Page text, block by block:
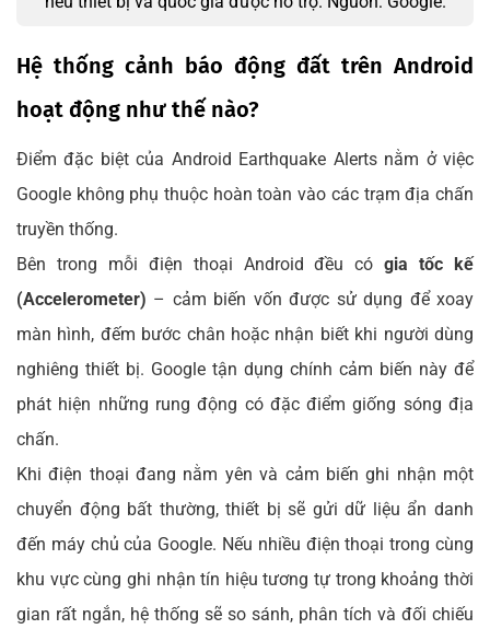
Hệ thống cảnh báo động đất trên Android
hoạt động như thế nào?
Điểm đặc biệt của Android Earthquake Alerts nằm ở việc
Google không phụ thuộc hoàn toàn vào các trạm địa chấn
truyền thống.
Bên trong mỗi điện thoại Android đều cógia tốc kế
(Accelerometer) – cảm biến vốn được sử dụng để xoay
màn hình, đếm bước chân hoặc nhận biết khi người dùng
nghiêng thiết bị. Google tận dụng chính cảm biến này để
phát hiện những rung động có đặc điểm giống sóng địa
chấn.
Khi điện thoại đang nằm yên và cảm biến ghi nhận một
chuyển động bất thường, thiết bị sẽ gửi dữ liệu ẩn danh
đến máy chủ của Google. Nếu nhiều điện thoại trong cùng
khu vực cùng ghi nhận tín hiệu tương tự trong khoảng thời
gian rất ngắn, hệ thống sẽ so sánh, phân tích và đối chiếu